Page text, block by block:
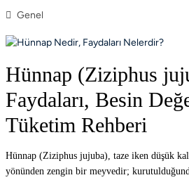
Genel
Hünnap (Ziziphus
Faydaları, Besin
Tüketim Rehberi
Hünnap (Ziziphus jujuba), taze iken düşük
yönünden zengin bir meyvedir;